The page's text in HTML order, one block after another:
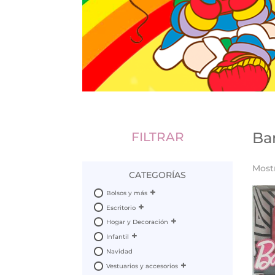
FILTRAR
CATEGORÍAS
Bolsos y más
Escritorio
Hogar y Decoración
Infantil
Navidad
Vestuarios y accesorios